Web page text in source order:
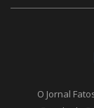
O Jornal